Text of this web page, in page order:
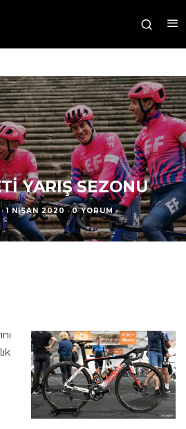
YARIŞ SEZONU
· 1 NISAN 2020 · 0 YORUM ·